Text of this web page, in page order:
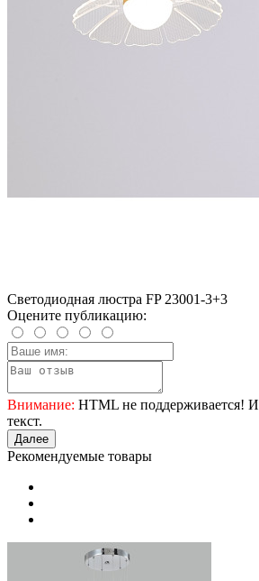
Светодиодная люстра FP 23001-3+3
Оцените публикацию:
Внимание: HTML не поддерживается!
текст.
Далее
Рекомендуемые товары